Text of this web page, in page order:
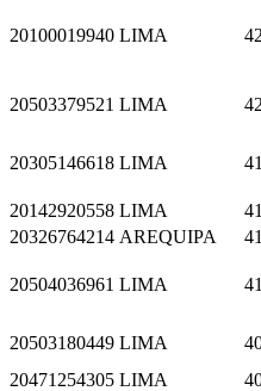
20100019940 LIMA
20503379521 LIMA
20305146618 LIMA
20142920558 LIMA
20326764214 AREQUIPA
20504036961 LIMA
20503180449 LIMA
20471254305 LIMA